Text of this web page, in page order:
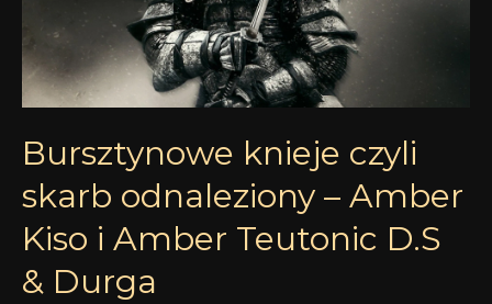
Bursztynowe knieje czyli
skarb odnaleziony – Amber
Kiso i Amber Teutonic D.S
& Durga
Amber
Kiso
i
Teutonic
D.S
&
Durga